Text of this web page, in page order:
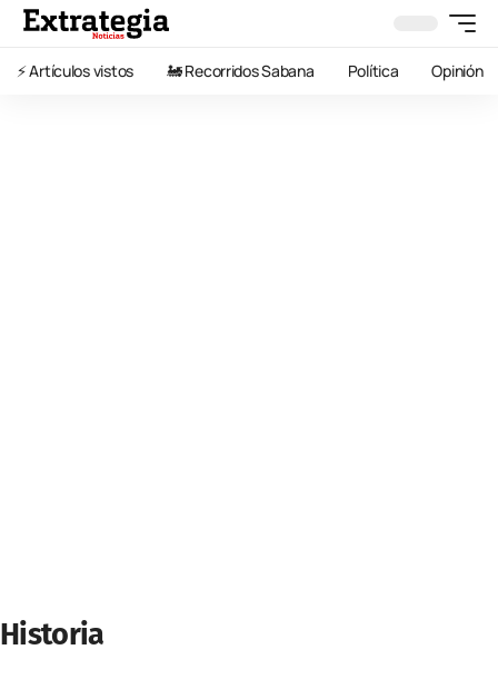
⚡️ Artículos vistos 🚂 Recorridos Sabana Política Opinión
Historia